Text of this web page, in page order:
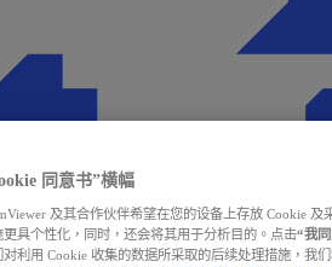
同意书”横幅
及其合作伙伴希望在您的设备上存放 Cookie
更具个性化，同时，还会将其用于分析目的。点击“我
对利用 Cookie 收集的数据所采取的后续处理措施，我